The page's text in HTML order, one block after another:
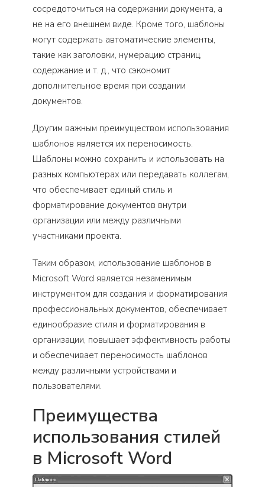
сосредоточиться на содержании документа, а
не на его внешнем виде. Кроме того, шаблоны
могут содержать автоматические элементы,
такие как заголовки, нумерацию страниц,
содержание и т. д., что сэкономит
дополнительное время при создании
документов.
Другим важным преимуществом использования
шаблонов является их переносимость.
Шаблоны можно сохранить и использовать на
разных компьютерах или передавать коллегам,
что обеспечивает единый стиль и
форматирование документов внутри
организации или между различными
участниками проекта.
Таким образом, использование шаблонов в
Microsoft Word является незаменимым
инструментом для создания и форматирования
профессиональных документов, обеспечивает
единообразие стиля и форматирования в
организации, повышает эффективность работы
и обеспечивает переносимость шаблонов
между различными устройствами и
пользователями.
Преимущества
использования стилей
в Microsoft Word